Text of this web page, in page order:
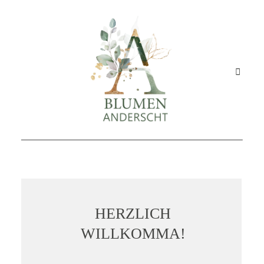
GESCHÄFT
HERZLICH
WILLKOMMA!